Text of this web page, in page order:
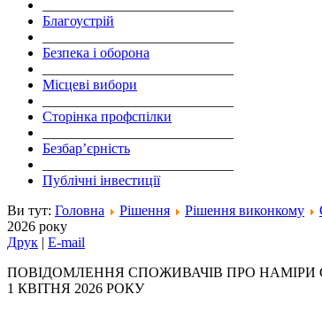
Благоустрій
Безпека і оборона
Місцеві вибори
Сторінка профспілки
Безбар’єрність
Публічні інвестиції
Ви тут: Головна Рішення Рішення виконкому
2026 року
Друк | E-mail
ПОВІДОМЛЕННЯ СПОЖИВАЧІВ ПРО НАМІРИ
1 КВІТНЯ 2026 РОКУ